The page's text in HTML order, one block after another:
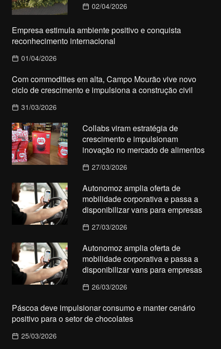
02/04/2026
Empresa estimula ambiente positivo e conquista
reconhecimento internacional
01/04/2026
Com commodities em alta, Campo Mourão vive novo
ciclo de crescimento e impulsiona a construção civil
31/03/2026
Collabs viram estratégia de
crescimento e impulsionam
inovação no mercado de alimentos
27/03/2026
Autonomoz amplia oferta de
mobilidade corporativa e passa a
disponibilizar vans para empresas
27/03/2026
Autonomoz amplia oferta de
mobilidade corporativa e passa a
disponibilizar vans para empresas
26/03/2026
Páscoa deve impulsionar consumo e manter cenário
positivo para o setor de chocolates
25/03/2026